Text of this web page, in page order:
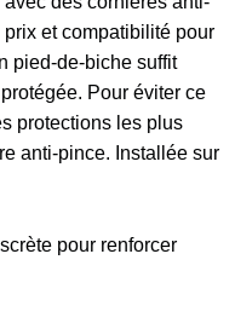
et compatibilité pour
pied-de-biche suffit
Pour éviter ce
protections les plus
anti-pince. Installée sur
pour renforcer